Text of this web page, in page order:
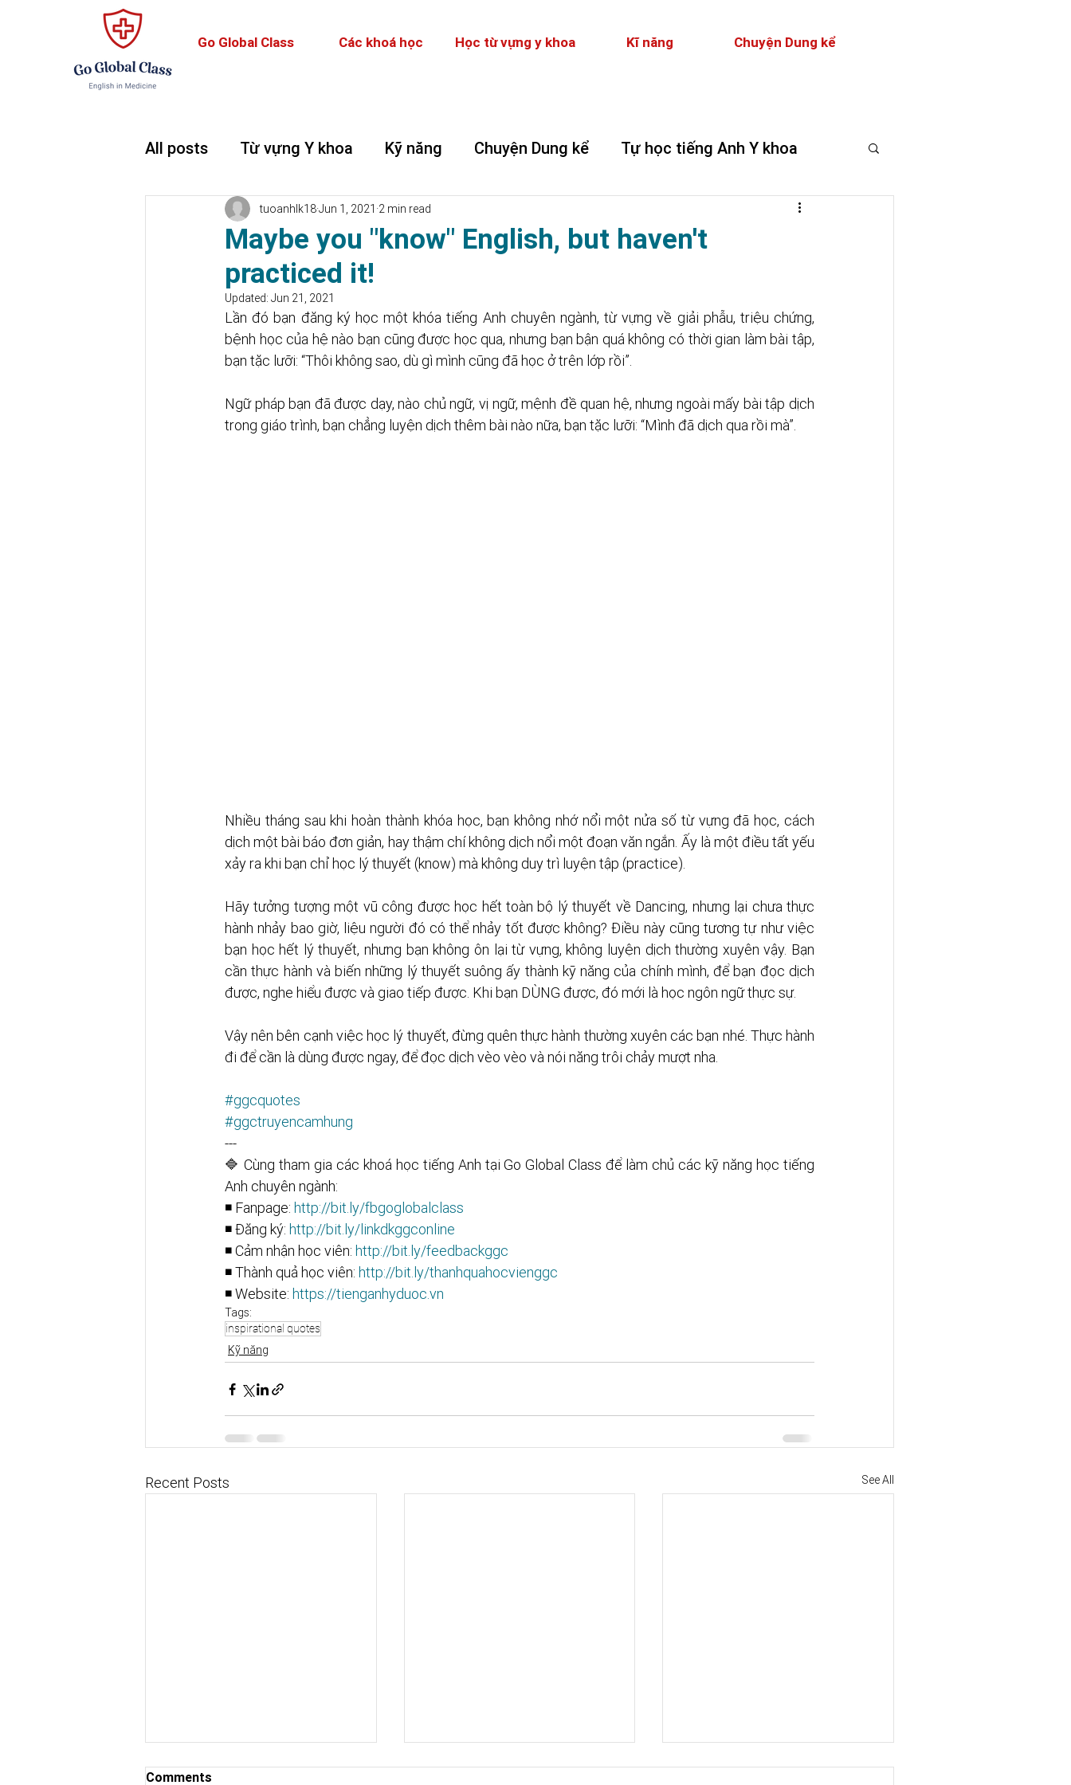
Go Global Class Các khoá học Học từ vựng y khoa Kĩ năng Chuyện Dung kể
All posts Từ vựng Y khoa Kỹ năng Chuyện Dung kể Tự học tiếng Anh Y khoa
Teaching and Learning
Maybe you "know" English, but haven't
practiced it!
tuoanhlk18Jun 1, 2021 2 min read
Updated: Jun 21, 2021
Lần đó bạn đăng ký học một khóa tiếng Anh chuyên ngành, từ vựng về giải phẫu, triệu chứng,
bệnh học của hệ nào bạn cũng được học qua, nhưng bạn bận quá không có thời gian làm bài tập,
bạn tặc lưỡi: “Thôi không sao, dù gì mình cũng đã học ở trên lớp rồi”.
Ngữ pháp bạn đã được dạy, nào chủ ngữ, vị ngữ, mệnh đề quan hệ, nhưng ngoài mấy bài tập dịch
trong giáo trình, bạn chẳng luyện dịch thêm bài nào nữa, bạn tặc lưỡi: “Mình đã dịch qua rồi mà”.
Nhiều tháng sau khi hoàn thành khóa học, bạn không nhớ nổi một nửa số từ vựng đã học, cách
dịch một bài báo đơn giản, hay thậm chí không dịch nổi một đoạn văn ngắn. Ấy là một điều tất yếu
xảy ra khi bạn chỉ học lý thuyết (know) mà không duy trì luyện tập (practice).
Hãy tưởng tượng một vũ công được học hết toàn bộ lý thuyết về Dancing, nhưng lại chưa thực
hành nhảy bao giờ, liệu người đó có thể nhảy tốt được không? Điều này cũng tương tự như việc
bạn học hết lý thuyết, nhưng bạn không ôn lại từ vựng, không luyện dịch thường xuyên vậy. Bạn
cần thực hành và biến những lý thuyết suông ấy thành kỹ năng của chính mình, để bạn đọc dịch
được, nghe hiểu được và giao tiếp được. Khi bạn DÙNG được, đó mới là học ngôn ngữ thực sự.
Vậy nên bên cạnh việc học lý thuyết, đừng quên thực hành thường xuyên các bạn nhé. Thực hành
đi để cần là dùng được ngay, để đọc dịch vèo vèo và nói năng trôi chảy mượt nha.
#ggcquotes
#ggctruyencamhung
---
🔷 Cùng tham gia các khoá học tiếng Anh tại Go Global Class để làm chủ các kỹ năng học tiếng
Anh chuyên ngành:
◾ Fanpage: http://bit.ly/fbgoglobalclass​​​​​​​​​​​
◾ Đăng ký: http://bit.ly/linkdkggconline​​​​​​​​​​​
◾ Cảm nhận học viên: http://bit.ly/feedbackggc​​​​​​​​​​​
◾ Thành quả học viên: http://bit.ly/thanhquahocvienggc​​​​​
◾ Website: https://tienganhyduoc.vn
Tags:
inspirational quotes
Kỹ năng
Recent Posts See All
Comments